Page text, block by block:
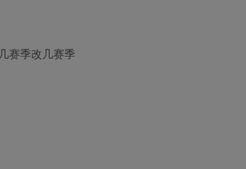
赛季改几赛季